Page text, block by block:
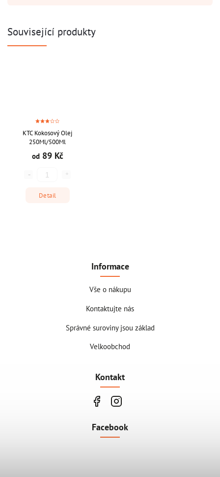
Související produkty
KTC Kokosový Olej
250Ml/500Ml
od89 Kč
Detail
Informace
Vše o nákupu
Kontaktujte nás
Správné suroviny jsou základ
Velkoobchod
Kontakt
Facebook